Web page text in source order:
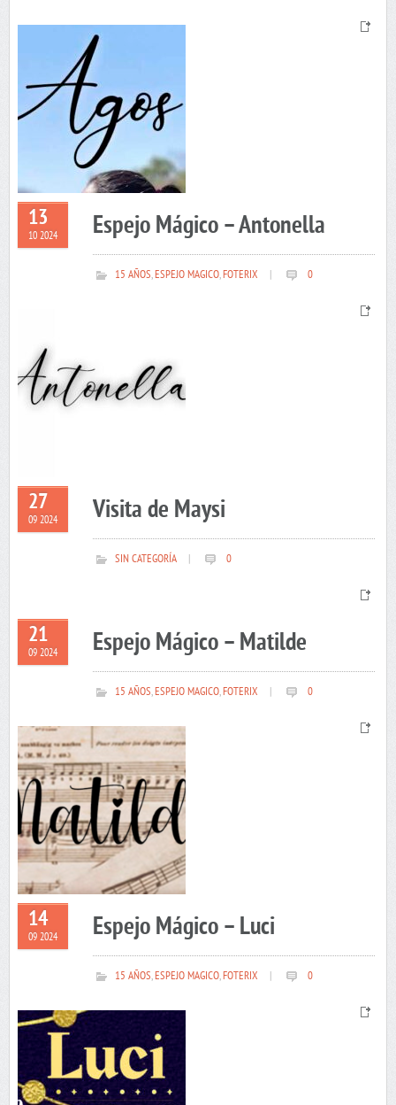
13
10 2024 Espejo Mágico – Antonella
15 AÑOS,ESPEJO MAGICO,FOTERIX 0
27
09 2024 Visita de Maysi
SIN CATEGORÍA 0
21
09 2024 Espejo Mágico – Matilde
15 AÑOS,ESPEJO MAGICO,FOTERIX 0
14
09 2024 Espejo Mágico – Luci
15 AÑOS,ESPEJO MAGICO,FOTERIX 0